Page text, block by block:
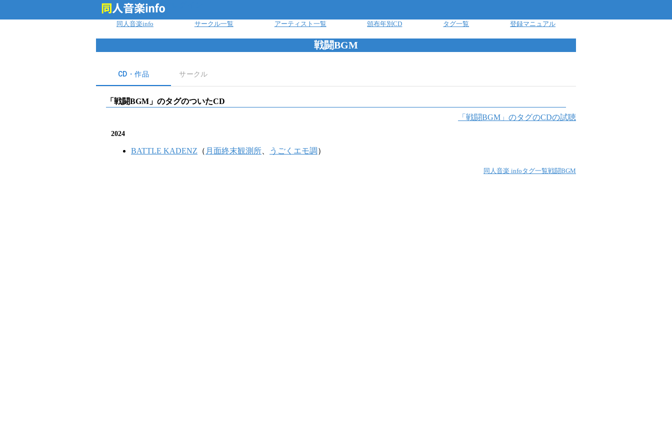
同人音楽info サークル一覧 アーティスト一覧 頒布年別CD タグ一覧 登録マニュアル
戦闘BGM
CD・作品 サークル
「 戦闘BGM 」のタグのついたCD
「 戦闘BGM 」のタグのCDの試聴
2024
BATTLE KADENZ （ 月面終末観測所 うごくエモ調 ）
同人音楽 infoタグ一覧戦闘BGM